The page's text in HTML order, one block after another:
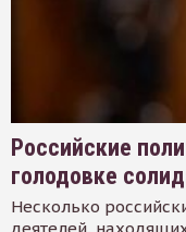
Российские
голодовке
Несколько